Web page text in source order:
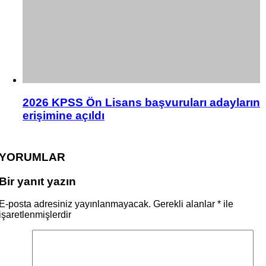
2026 KPSS Ön Lisans başvuruları adayların
erişimine açıldı
yanıt yazın
posta adresiniz yayınlanmayacak. Gerekli alanlar * ile